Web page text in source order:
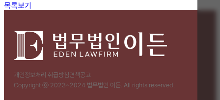
목록보기
개인정보처리 취급방침면책공고
Copyright ⓒ 2023~2024 법무법인 이든. All rights reserved.